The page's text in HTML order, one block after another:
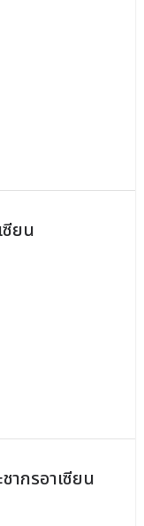
ซียน
ากรอาเซียน